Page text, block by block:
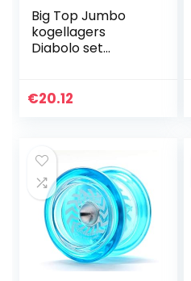
Big Top Jumbo
kogellagers
Diabolo set
stokken,
€20.12